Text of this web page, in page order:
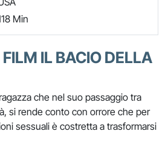
Min
IL BACIO DELLA
che nel suo passaggio tra
si rende conto con orrore che per
sessuali è costretta a trasformarsi